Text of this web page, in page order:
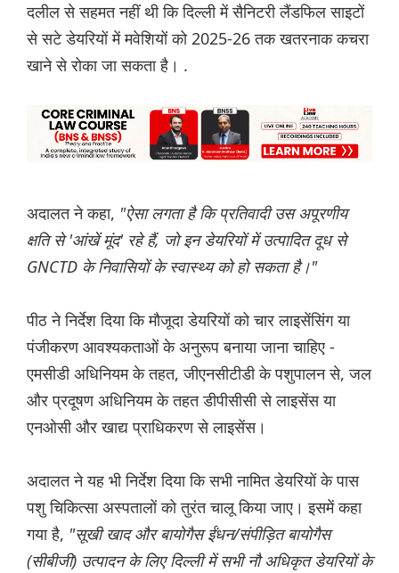
दलील से सहमत नहीं थी कि दिल्ली में सैनिटरी लैंडफिल साइटों
से सटे डेयरियों में मवेशियों को 2025-26 तक खतरनाक कचरा
खाने से रोका जा सकता है। .
अदालत ने कहा, "ऐसा लगता है कि प्रतिवादी उस अपूरणीय
क्षति से 'आंखें मूंद' रहे हैं, जो इन डेयरियों में उत्पादित दूध से
GNCTD के निवासियों के स्वास्थ्य को हो सकता है।"
पीठ ने निर्देश दिया कि मौजूदा डेयरियों को चार लाइसेंसिंग या
पंजीकरण आवश्यकताओं के अनुरूप बनाया जाना चाहिए -
एमसीडी अधिनियम के तहत, जीएनसीटीडी के पशुपालन से, जल
और प्रदूषण अधिनियम के तहत डीपीसीसी से लाइसेंस या
एनओसी और खाद्य प्राधिकरण से लाइसेंस।
अदालत ने यह भी निर्देश दिया कि सभी नामित डेयरियों के पास
पशु चिकित्सा अस्पतालों को तुरंत चालू किया जाए। इसमें कहा
गया है, "सूखी खाद और बायोगैस ईंधन/संपीड़ित बायोगैस
(सीबीजी) उत्पादन के लिए दिल्ली में सभी नौ अधिकृत डेयरियों के